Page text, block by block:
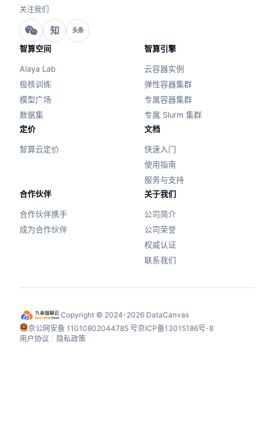
关注我们
知 头条
智算空间
Alaya Lab
极核训练
模型广场
数据集
智算引擎
云容器实例
弹性容器集群
专属容器集群
专属 Slurm 集群
定价
智算云定价
文档
快速入门
使用指南
服务与支持
合作伙伴
合作伙伴携手
成为合作伙伴
关于我们
公司简介
公司荣誉
权威认证
联系我们
Copyright © 2024-2026 DataCanvas
京公网安备 11010802044785 号京ICP备13015186号-8
用户协议
隐私政策